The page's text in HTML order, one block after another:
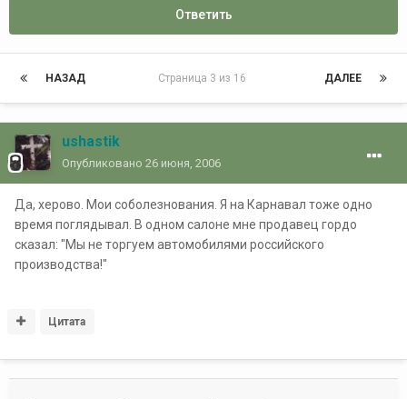
Ответить
НАЗАД ДАЛЕЕ
Страница 3 из 16
ushastik
Опубликовано 26 июня, 2006
Да, херово. Мои соболезнования. Я на Карнавал тоже одно
время поглядывал. В одном салоне мне продавец гордо
сказал: "Мы не торгуем автомобилями российского
производства!"
Цитата